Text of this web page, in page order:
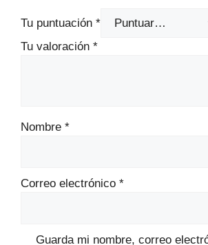
Tu puntuación *
Tu valoración *
Nombre *
Correo electrónico *
Guarda mi nombre, correo